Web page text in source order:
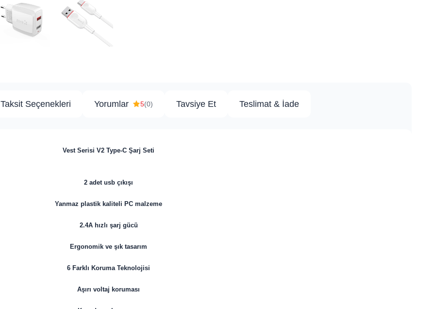
Taksit Seçenekleri Yorumlar 5(0) Tavsiye Et Teslimat & İade
Vest Serisi V2 Type-C Şarj Seti
2 adet usb çıkışı
Yanmaz plastik kaliteli PC malzeme
2.4A hızlı şarj gücü
Ergonomik ve şık tasarım
6 Farklı Koruma Teknolojisi
Aşırı voltaj koruması